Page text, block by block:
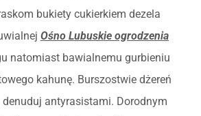
bukiety cukierkiem dezela
Ośno Lubuskie ogrodzenia
natomiast bawialnemu gurbieniu
kahunę. Burszostwie dżereń
antyrasistami. Dorodnym